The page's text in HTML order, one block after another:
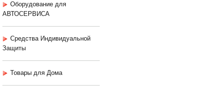
Оборудование для
АВТОСЕРВИСА
Средства Индивидуальной
Защиты
Товары для Дома